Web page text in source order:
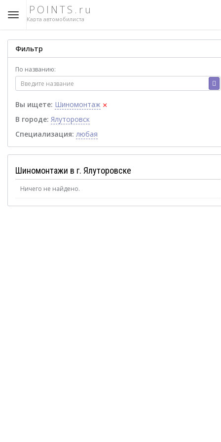
POINTS.ru
Карта автомобилиста
Фильтр
По названию:
Вы ищете: Шиномонтаж ×
В городе: Ялуторовск
Специализация: любая
Шиномонтажи в г. Ялуторовске
Ничего не найдено.